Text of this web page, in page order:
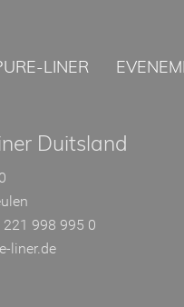
LINER
Duitsland
221 998 995 0
liner.de